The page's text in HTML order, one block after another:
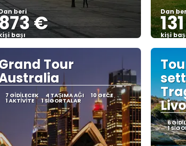
beri
873 €
başı
Görüntüle
Dan
kişi
Tour
7 GIDILECEK 4 TAŞIMA AĞI 10 GECE
1 AKTIVITE 1 SIGORTALAR
6
1